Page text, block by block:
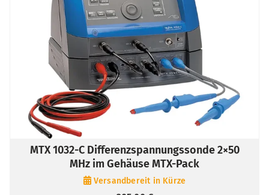
MTX 1032-C Differenzspannungssonde 2×50
MHz im Gehäuse MTX-Pack
Versandbereit in Kürze